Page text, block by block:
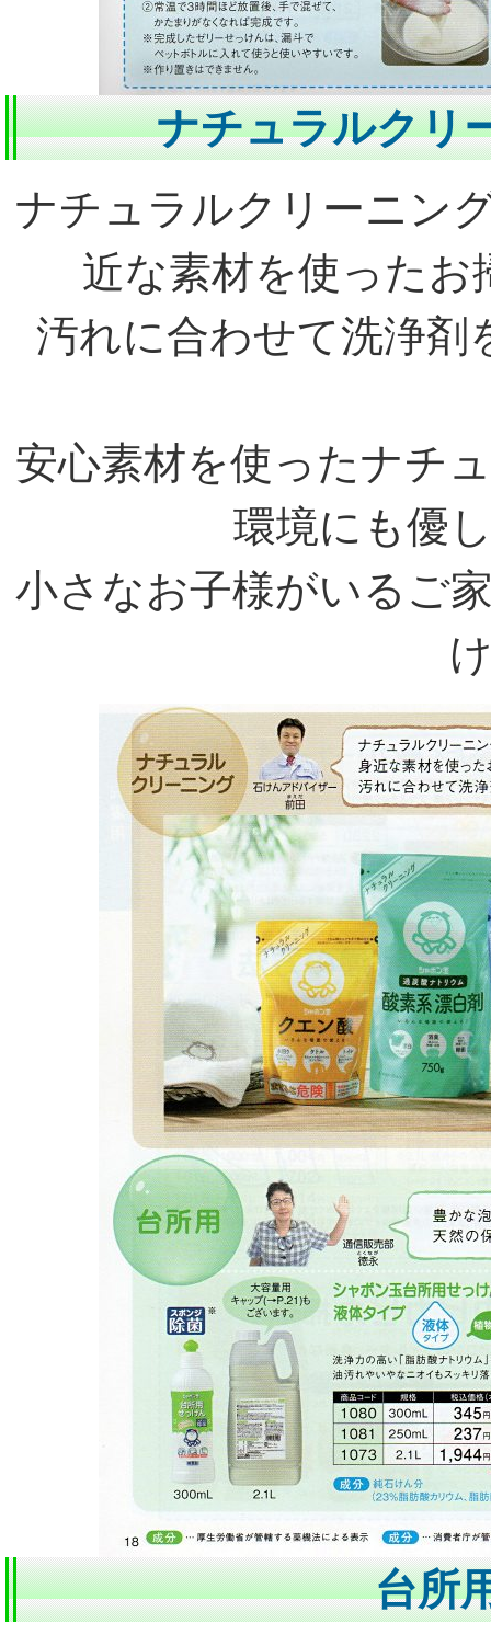
ナチュラルクリ
ナチュラルクリーニン
近な素材を使ったお
汚れに合わせて洗浄剤
安心素材を使ったナチ
環境にも優
小さなお子様がいるご
台所